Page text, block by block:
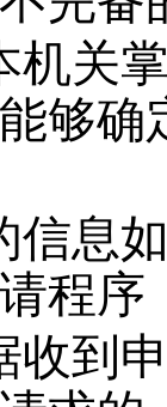
机关
够
信息
程
收到